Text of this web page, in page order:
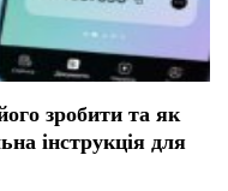
зробити та як
інструкція для